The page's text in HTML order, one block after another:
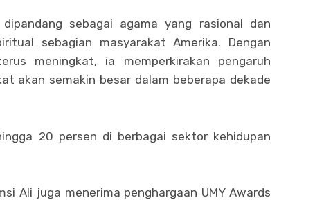
sebagai agama yang rasional dan
sebagian masyarakat Amerika. Dengan
meningkat, ia memperkirakan pengaruh
akan semakin besar dalam beberapa dekade
20 persen di berbagai sektor kehidupan
Ali juga menerima penghargaan UMY Awards